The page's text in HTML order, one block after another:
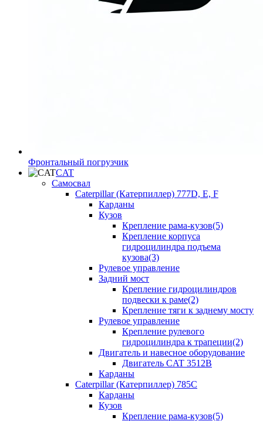
Фронтальный погрузчик
CAT
Самосвал
Caterpillar (Катерпиллер) 777D, E, F
Карданы
Кузов
Крепление рама-кузов(5)
Крепление корпуса
гидроцилиндра подъема
кузова(3)
Рулевое управление
Задний мост
Крепление гидроцилиндров
подвески к раме(2)
Крепление тяги к заднему мосту
Рулевое управление
Крепление рулевого
гидроцилиндра к трапеции(2)
Двигатель и навесное оборудование
Двигатель CAT 3512B
Карданы
Caterpillar (Катерпиллер) 785C
Карданы
Кузов
Крепление рама-кузов(5)